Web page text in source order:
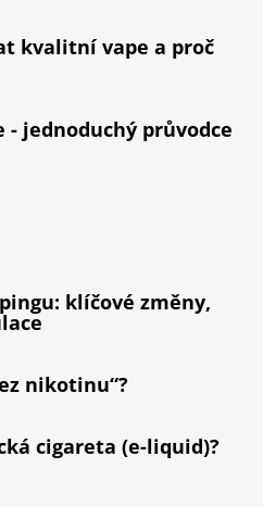
kvalitní vape a proč
- jednoduchý průvodce
klíčové změny,
nikotinu“?
cigareta (e-liquid)?